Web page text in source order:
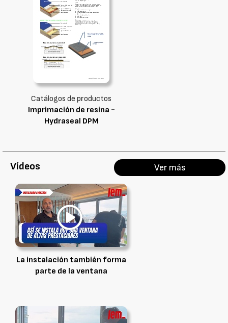
Catálogos de productos
Imprimación de resina -
Hydraseal DPM
Vídeos Ver más
La instalación también forma
parte de la ventana